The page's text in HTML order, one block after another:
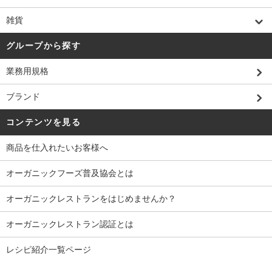
雑貨
グループから探す
業務用規格
ブランド
コンテンツを見る
商品を仕入れたいお客様へ
オーガニックフーズ普及協会とは
オーガニックレストランをはじめませんか？
オーガニックレストラン認証とは
レシピ紹介一覧ページ